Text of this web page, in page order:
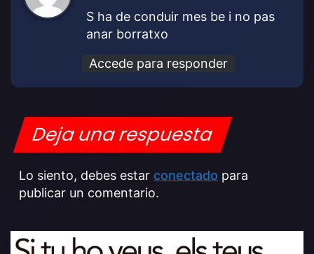
e
S ha de conduir mes be i no pas
anar borratxo
Accede para responder
Deja una respuesta
Lo siento, debes estar conectado para
publicar un comentario.